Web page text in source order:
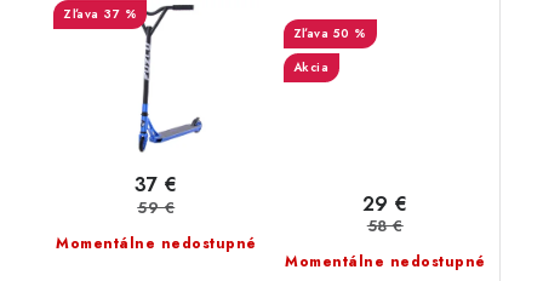
37 %
Momentálne nedostupné
37 €
59 €
50 %
Akcia
Momentálne nedostupné
29 €
58 €